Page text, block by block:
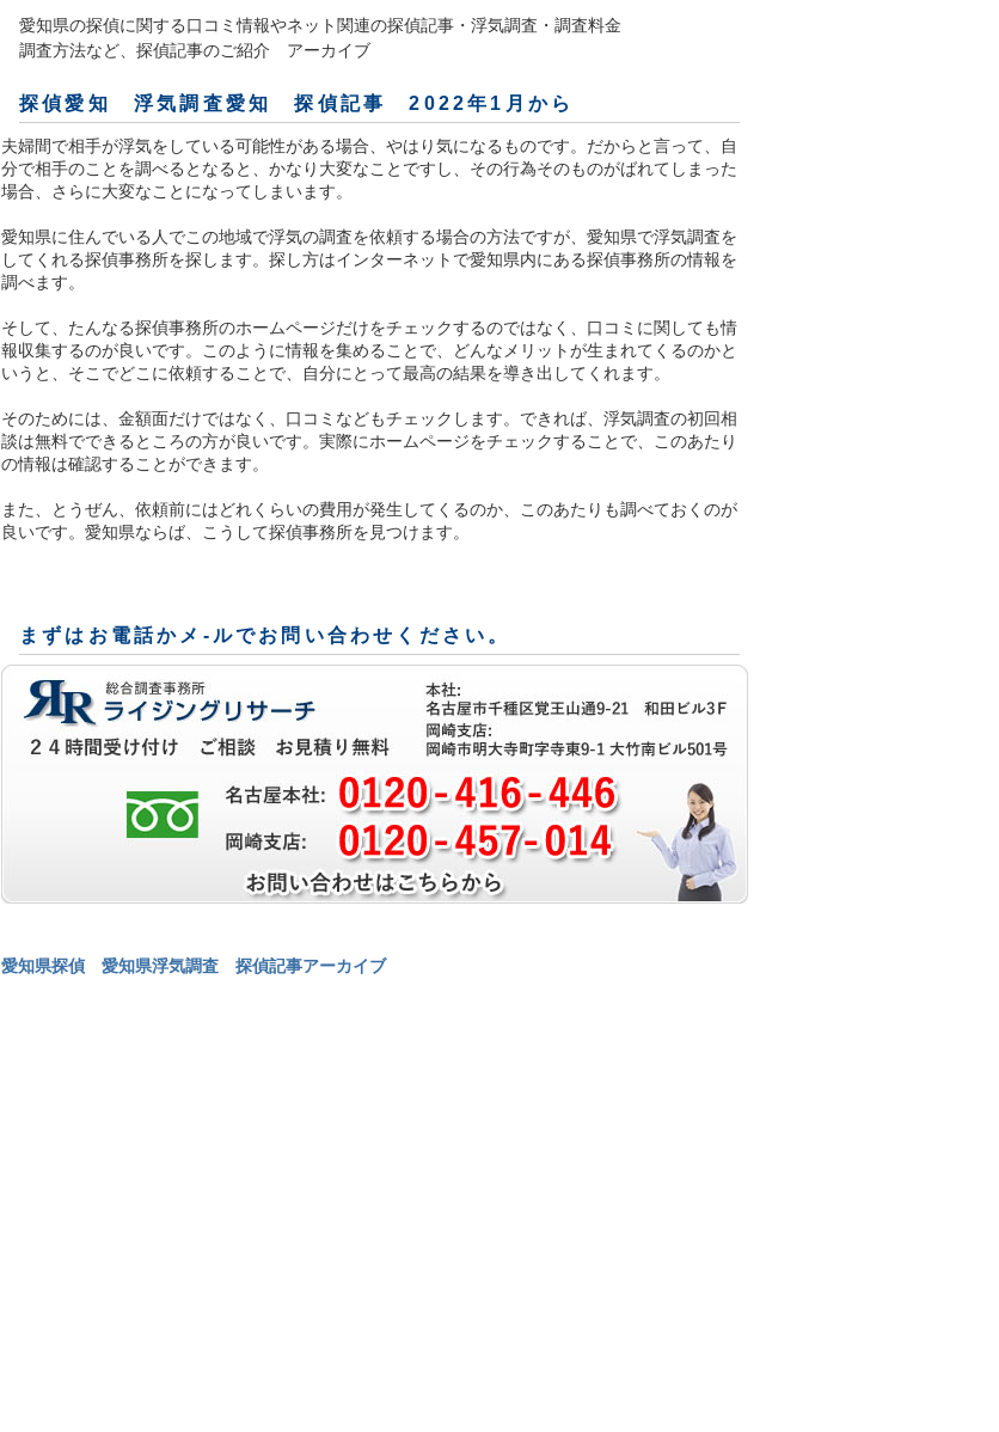
愛知県の探偵に関する口コミ情報やネット関連の探偵記事・浮気調査・調査料金
調査方法など、探偵記事のご紹介 アーカイブ
探偵愛知 浮気調査愛知 探偵記事 2022年1月から
夫婦間で相手が浮気をしている可能性がある場合、やはり気になるものです。だからと言って、自
分で相手のことを調べるとなると、かなり大変なことですし、その行為そのものがばれてしまった
場合、さらに大変なことになってしまいます。
愛知県に住んでいる人でこの地域で浮気の調査を依頼する場合の方法ですが、愛知県で浮気調査を
してくれる探偵事務所を探します。探し方はインターネットで愛知県内にある探偵事務所の情報を
調べます。
そして、たんなる探偵事務所のホームページだけをチェックするのではなく、口コミに関しても情
報収集するのが良いです。このように情報を集めることで、どんなメリットが生まれてくるのかと
いうと、そこでどこに依頼することで、自分にとって最高の結果を導き出してくれます。
そのためには、金額面だけではなく、口コミなどもチェックします。できれば、浮気調査の初回相
談は無料でできるところの方が良いです。実際にホームページをチェックすることで、このあたり
の情報は確認することができます。
また、とうぜん、依頼前にはどれくらいの費用が発生してくるのか、このあたりも調べておくのが
良いです。愛知県ならば、こうして探偵事務所を見つけます。
まずはお電話かメ-ルでお問い合わせください。
愛知県探偵 愛知県浮気調査 探偵記事アーカイブ